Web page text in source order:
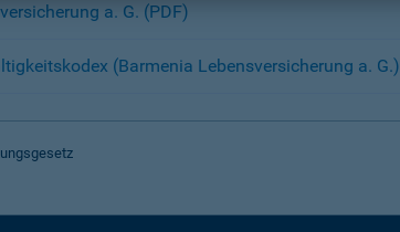
a. G. (PDF)
(Barmenia Lebensversicherung a. G.)